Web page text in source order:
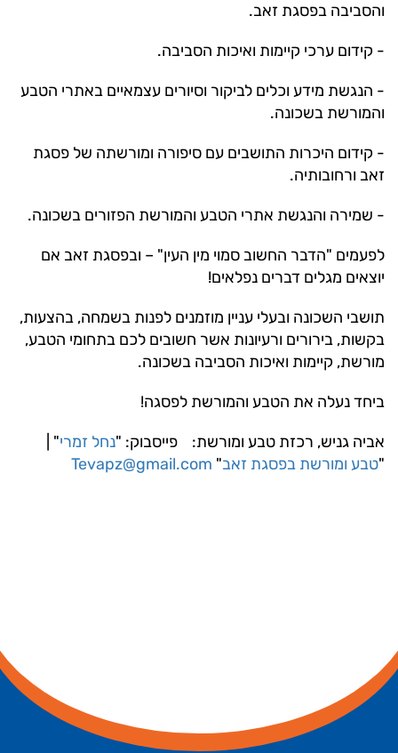
והסביבה בפסגת זאב.
- קידום ערכי קיימות ואיכות הסביבה.
- הנגשת מידע וכלים לביקור וסיורים עצמאיים באתרי הטבע
והמורשת בשכונה.
- קידום היכרות התושבים עם סיפורה ומורשתה של פסגת
זאב ורחובותיה.
- שמירה והנגשת אתרי הטבע והמורשת הפזורים בשכונה.
לפעמים "הדבר החשוב סמוי מין העין" – ובפסגת זאב אם
יוצאים מגלים דברים נפלאים!
תושבי השכונה ובעלי עניין מוזמנים לפנות בשמחה, בהצעות,
בקשות, בירורים ורעיונות אשר חשובים לכם בתחומי הטבע,
מורשת, קיימות ואיכות הסביבה בשכונה.
ביחד נעלה את הטבע והמורשת לפסגה!
אביה גניש, רכזת טבע ומורשת: פייסבוק: "נחל זמרי" |
"טבע ומורשת בפסגת זאב"
Tevapz@gmail.com